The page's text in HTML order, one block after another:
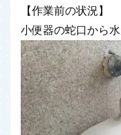
【作業前の状況】
小便器の蛇口から